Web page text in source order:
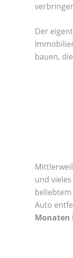
Der
bauen,
und
Auto
Monaten